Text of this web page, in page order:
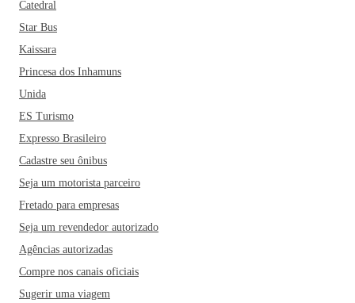
Catedral
Star Bus
Kaissara
Princesa dos Inhamuns
Unida
ES Turismo
Expresso Brasileiro
Cadastre seu ônibus
Seja um motorista parceiro
Fretado para empresas
Seja um revendedor autorizado
Agências autorizadas
Compre nos canais oficiais
Sugerir uma viagem